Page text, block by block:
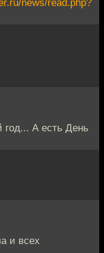
А есть День
и всех